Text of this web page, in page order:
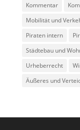
Kommentar
Mobilität und
Piraten intern
Städtebau und
Urheberrecht
Äußeres und